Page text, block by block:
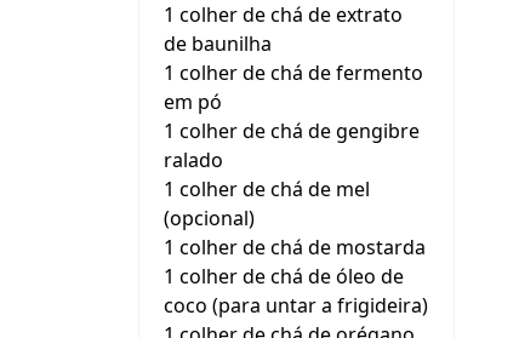
1 colher de chá de extrato
de baunilha
1 colher de chá de fermento
em pó
1 colher de chá de gengibre
ralado
1 colher de chá de mel
(opcional)
1 colher de chá de mostarda
1 colher de chá de óleo de
coco (para untar a frigideira)